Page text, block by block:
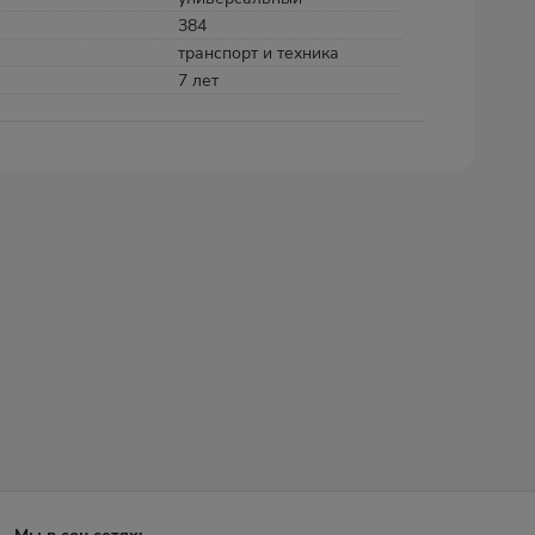
384
транспорт и техника
7 лет